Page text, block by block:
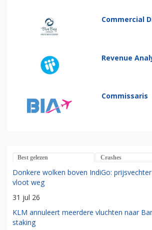
Commercial
Revenue
Commissaris
Best gelezen Crashes
Donkere wolken boven IndiGo:
vloot weg
31 jul 26
KLM annuleert meerdere vluchten naar
staking